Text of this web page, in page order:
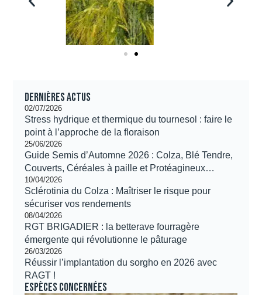
Dernières actus
02/07/2026
Stress hydrique et thermique du tournesol : faire le
point à l’approche de la floraison
25/06/2026
Guide Semis d’Automne 2026 : Colza, Blé Tendre,
Couverts, Céréales à paille et Protéagineux…
10/04/2026
Sclérotinia du Colza : Maîtriser le risque pour
sécuriser vos rendements
08/04/2026
RGT BRIGADIER : la betterave fourragère
émergente qui révolutionne le pâturage
26/03/2026
Réussir l’implantation du sorgho en 2026 avec
RAGT !
Espèces concernées